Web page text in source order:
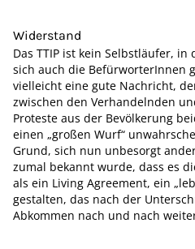
Widerstand
Das TTIP ist kein Selbstläufer,
sich auch die BefürworterInnen
vielleicht eine gute Nachricht,
zwischen den Verhandelnden
Proteste aus der Bevölkerung
einen „großen Wurf“
Grund, sich nun unbesorgt
zumal bekannt wurde, dass es
als ein Living Agreement, ein
gestalten, das nach der
Abkommen nach und nach